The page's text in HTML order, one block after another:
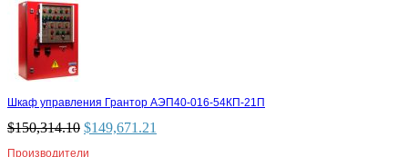
Шкаф управления Грантор АЭП40-016-54КП-21П
$150,314.10 $149,671.21
Производители